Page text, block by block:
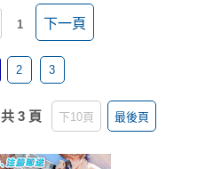
1 下一頁
2 3
共 3 頁 下10頁 最後頁